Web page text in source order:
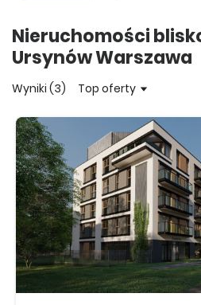
Nieruchomości
Ursynów Warszawa
Wyniki (3) Top oferty